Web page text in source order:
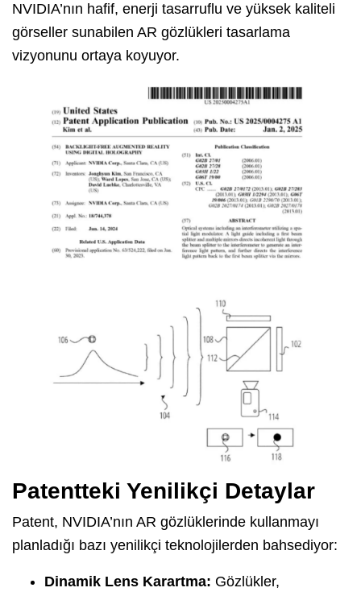
NVIDIA’nın hafif, enerji tasarruflu ve yüksek kaliteli
görseller sunabilen AR gözlükleri tasarlama
vizyonunu ortaya koyuyor.
Patentteki Yenilikçi Detaylar
Patent, NVIDIA’nın AR gözlüklerinde kullanmayı
planladığı bazı yenilikçi teknolojilerden bahsediyor:
Dinamik Lens Karartma: Gözlükler,